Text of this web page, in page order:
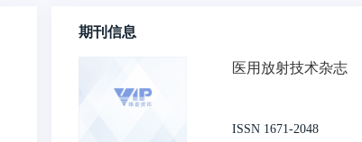
期刊信息
医用放射技术杂志
ISSN 1671-2048